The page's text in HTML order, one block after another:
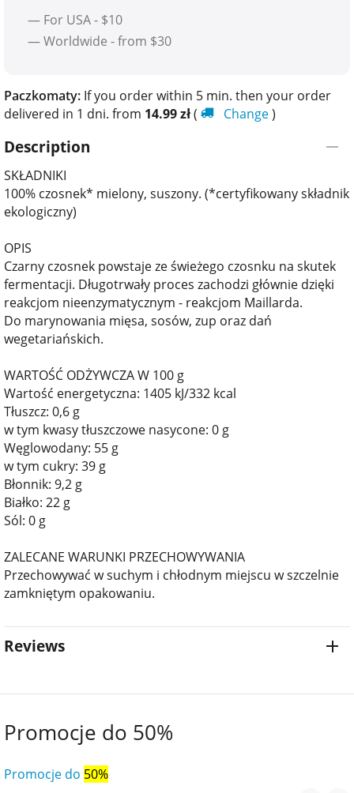
— For USA - $10
— Worldwide - from $30
Paczkomaty: If you order within 5 min. then your order
delivered in 1 dni. from 14.99zł( Change)
Description
SKŁADNIKI
100% czosnek* mielony, suszony. (*certyfikowany składnik
ekologiczny)
OPIS
Czarny czosnek powstaje ze świeżego czosnku na skutek
fermentacji. Długotrwały proces zachodzi głównie dzięki
reakcjom nieenzymatycznym - reakcjom Maillarda.
Do marynowania mięsa, sosów, zup oraz dań
wegetariańskich.
WARTOŚĆ ODŻYWCZA W 100 g
Wartość energetyczna: 1405 kJ/332 kcal
Tłuszcz: 0,6 g
w tym kwasy tłuszczowe nasycone: 0 g
Węglowodany: 55 g
w tym cukry: 39 g
Błonnik: 9,2 g
Białko: 22 g
Sól: 0 g
ZALECANE WARUNKI PRZECHOWYWANIA
Przechowywać w suchym i chłodnym miejscu w szczelnie
zamkniętym opakowaniu.
Reviews
Promocje do 50%
Promocje do 50%